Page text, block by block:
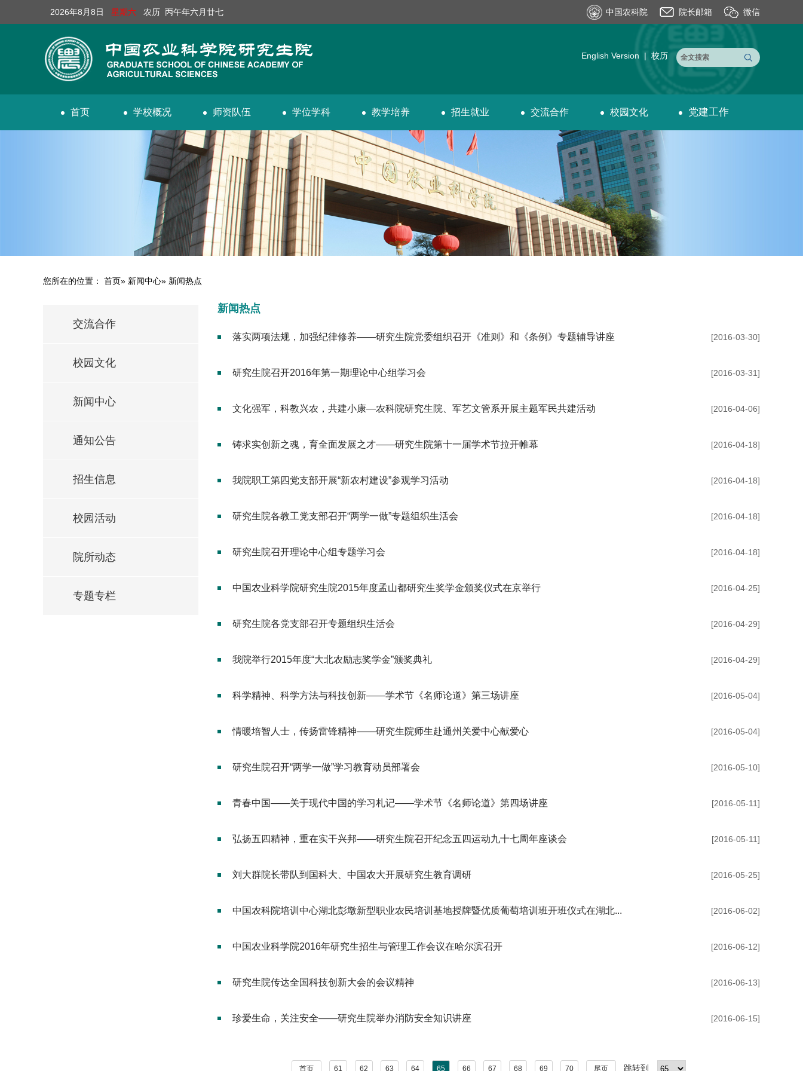
2026年8月8日 星期六 农历 丙午年六月廿七 中国农科院 院长邮箱 微信
English Version | 校历
首页 学校概况 师资队伍 学位学科 教学培养 招生就业 交流合作 校园文化 党建工作
您所在的位置： 首页» 新闻中心» 新闻热点
交流合作
校园文化
新闻中心
通知公告
招生信息
校园活动
院所动态
专题专栏
新闻热点
[2016-03-30]
落实两项法规，加强纪律修养——研究生院党委组织召开《准则》和《条例》专题辅导讲座
[2016-03-31]
研究生院召开2016年第一期理论中心组学习会
[2016-04-06]
文化强军，科教兴农，共建小康—农科院研究生院、军艺文管系开展主题军民共建活动
[2016-04-18]
铸求实创新之魂，育全面发展之才——研究生院第十一届学术节拉开帷幕
[2016-04-18]
我院职工第四党支部开展“新农村建设”参观学习活动
[2016-04-18]
研究生院各教工党支部召开“两学一做”专题组织生活会
[2016-04-18]
研究生院召开理论中心组专题学习会
[2016-04-25]
中国农业科学院研究生院2015年度孟山都研究生奖学金颁奖仪式在京举行
[2016-04-29]
研究生院各党支部召开专题组织生活会
[2016-04-29]
我院举行2015年度“大北农励志奖学金”颁奖典礼
[2016-05-04]
科学精神、科学方法与科技创新——学术节《名师论道》第三场讲座
[2016-05-04]
情暖培智人士，传扬雷锋精神——研究生院师生赴通州关爱中心献爱心
[2016-05-10]
研究生院召开“两学一做”学习教育动员部署会
[2016-05-11]
青春中国——关于现代中国的学习札记——学术节《名师论道》第四场讲座
[2016-05-11]
弘扬五四精神，重在实干兴邦——研究生院召开纪念五四运动九十七周年座谈会
[2016-05-25]
刘大群院长带队到国科大、中国农大开展研究生教育调研
[2016-06-02]
中国农科院培训中心湖北彭墩新型职业农民培训基地授牌暨优质葡萄培训班开班仪式在湖北...
[2016-06-12]
中国农业科学院2016年研究生招生与管理工作会议在哈尔滨召开
[2016-06-13]
研究生院传达全国科技创新大会的会议精神
[2016-06-15]
珍爱生命，关注安全——研究生院举办消防安全知识讲座
首页 61 62 63 64 65 66 67 68 69 70 尾页 跳转到